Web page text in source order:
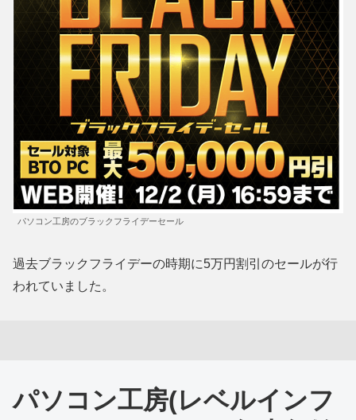
パソコン工房のブラックフライデーセール
過去ブラックフライデーの時期に5万円割引のセールが行
われていました。
パソコン工房(レベルインフ